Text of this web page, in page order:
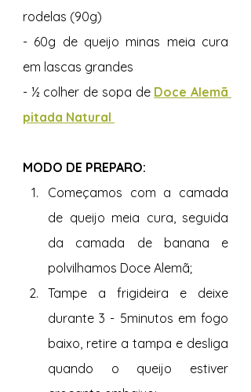
rodelas (90g)
- 60g de queijo minas meia cura
em lascas grandes
- ½ colher de sopa de Doce Alemã
pitada Natural
MODO DE PREPARO:
Começamos com a camada
de queijo meia cura, seguida
da camada de banana e
polvilhamos Doce Alemã;
Tampe a frigideira e deixe
durante 3 - 5minutos em fogo
baixo, retire a tampa e desliga
quando o queijo estiver